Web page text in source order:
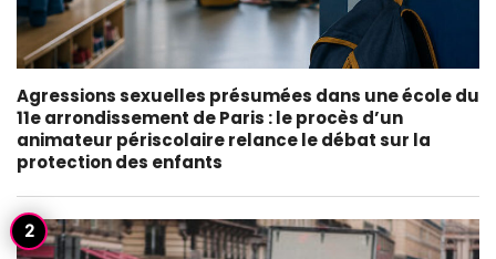
Agressions sexuelles présumées dans une école du
11e arrondissement de Paris : le procès d’un
animateur périscolaire relance le débat sur la
protection des enfants